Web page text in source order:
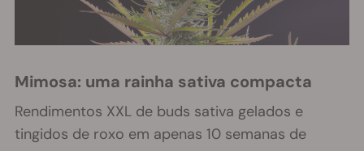
Mimosa: uma rainha sativa compacta
Rendimentos XXL de buds sativa gelados e
tingidos de roxo em apenas 10 semanas de